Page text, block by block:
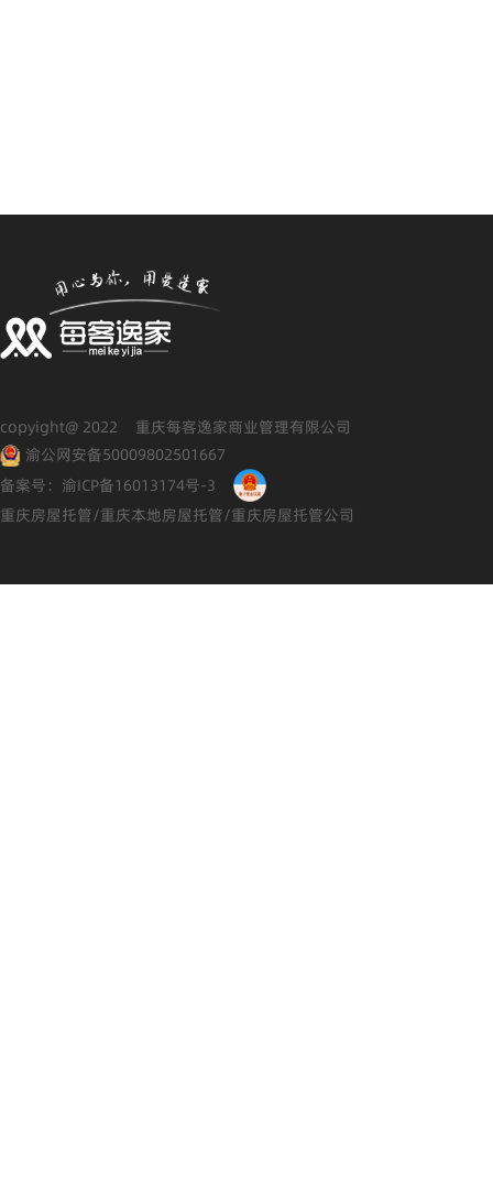
copyight@ 2022 重庆每客逸家商业管理有限公司
渝公网安备50009802501667
备案号：渝ICP备16013174号-3
重庆房屋托管/重庆本地房屋托管/重庆房屋托管公司